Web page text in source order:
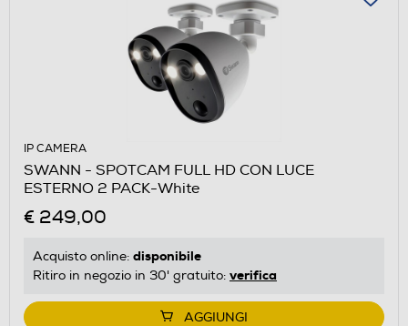
IP CAMERA
SWANN - SPOTCAM FULL HD CON LUCE
ESTERNO 2 PACK-White
€ 249,00
Acquisto online: disponibile
Ritiro in negozio in 30' gratuito: verifica
AGGIUNGI